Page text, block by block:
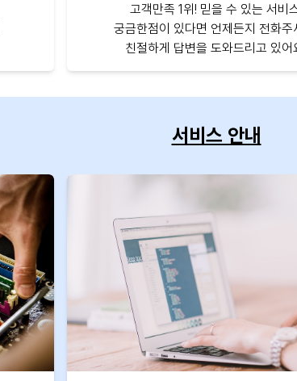
고객만족 1위! 믿을 수 있는 서비
궁금한점이 있다면 언제든지 전화주
친절하게 답변을 도와드리고 있어
서비스 안내